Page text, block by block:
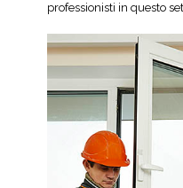
professionisti in questo